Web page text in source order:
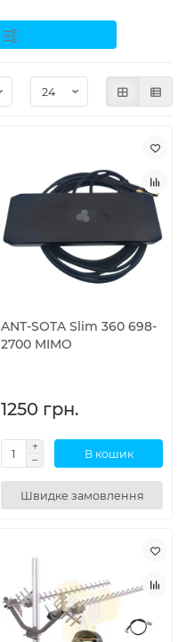
ANT-SOTA Slim 360 698-
2700 MIMO
1250 грн.
В кошик
Швидке замовлення